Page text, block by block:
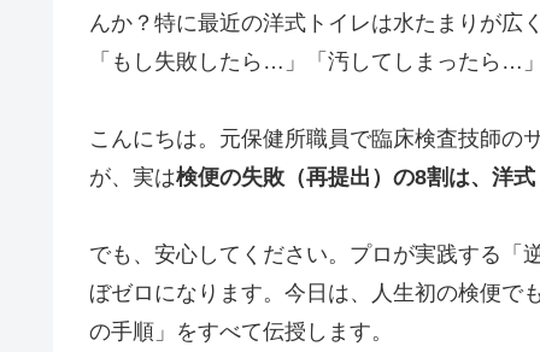
んか？特に最近の洋式トイレは水たまりが広
「もし失敗したら…」「汚してしまったら…
こんにちは。元保健所職員で臨床検査技師の
が、実は検便の失敗（再提出）の8割は、洋
でも、安心してください。プロが実践する「
ぼゼロになります。今日は、人生初の検便で
の手順」をすべて伝授します。